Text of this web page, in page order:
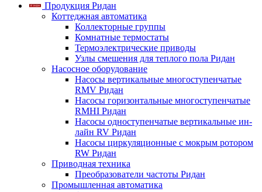
Продукция Ридан
Коттеджная автоматика
Коллекторные группы
Комнатные термостаты
Термоэлектрические приводы
Узлы смешения для теплого пола Ридан
Насосное оборудование
Насосы вертикальные многоступенчатые
RMV Ридан
Насосы горизонтальные многоступенчатые
RMHI Ридан
Насосы одноступенчатые вертикальные ин-
лайн RV Ридан
Насосы циркуляционные с мокрым ротором
RW Ридан
Приводная техника
Преобразователи частоты Ридан
Промышленная автоматика